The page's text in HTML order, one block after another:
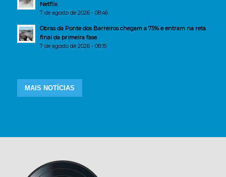
Netflix
7 de agosto de 2026 - 08:46
Obras da Ponte dos Barreiros chegam a 75% e entram na reta
final da primeira fase
7 de agosto de 2026 - 08:15
MAIS NOTÍCIAS